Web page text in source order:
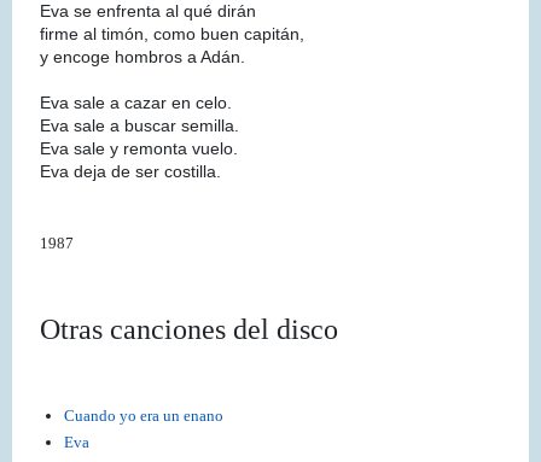
Otras canciones del disco
Cuando yo era un enano
Eva
Eva se enfrenta al qué dirán
firme al timón, como buen capitán,
y encoge hombros a Adán.
Eva sale a cazar en celo.
Eva sale a buscar semilla.
Eva sale y remonta vuelo.
Eva deja de ser costilla.
1987